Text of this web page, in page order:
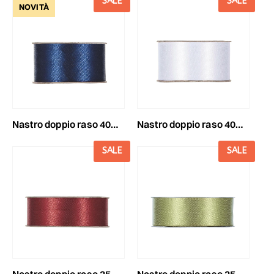
NOVITÀ
nastro doppio raso 40mm25mt blu nastro doppio raso 40mm25mt bianco
SALE SALE